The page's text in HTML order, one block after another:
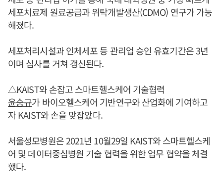
세포치료제 원료공급과 위탁개발생산(CDMO) 연구가 가능
해졌다.
세포처리시설과 인체세포 등 관리업 승인 유효기간은 3년
이며 심사를 거쳐 갱신된다.
△KAIST와 손잡고 스마트헬스케어 기술협력
윤승규가 바이오헬스케어 기반연구와 산업화에 기여하고
자 KAIST와 손을 맞잡았다.
서울성모병원은 2021년 10월29일 KAIST와 스마트헬스케
어 및 데이터중심병원 기술 협력을 위한 업무 협약을 체결
했다.